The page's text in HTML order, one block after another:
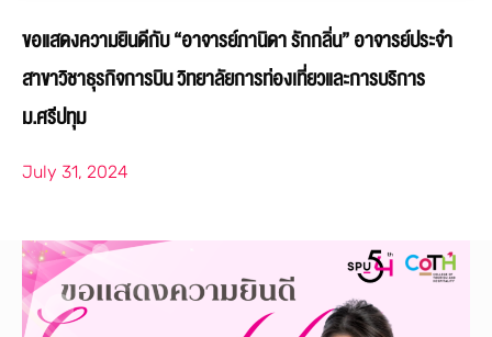
ขอแสดงความยินดีกับ “อาจารย์ภานิดา รักกลิ่น” อาจารย์ประจำ
สาขาวิชาธุรกิจการบิน วิทยาลัยการท่องเที่ยวและการบริการ
ม.ศรีปทุม
July 31, 2024